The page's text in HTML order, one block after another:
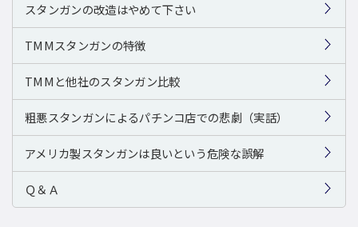
スタンガンの改造はやめて下さい
TMMスタンガンの特徴
TMMと他社のスタンガン比較
粗悪スタンガンによるパチンコ店での悲劇（実話）
アメリカ製スタンガンは良いという危険な誤解
Ｑ＆Ａ